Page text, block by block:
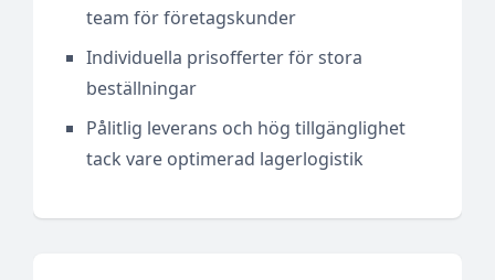
team för företagskunder
Individuella prisofferter för stora
beställningar
Pålitlig leverans och hög tillgänglighet
tack vare optimerad lagerlogistik